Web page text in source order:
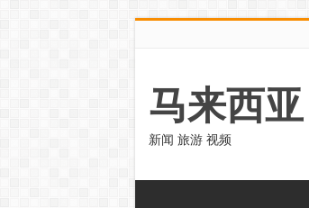
马来西亚
新闻 旅游 视频